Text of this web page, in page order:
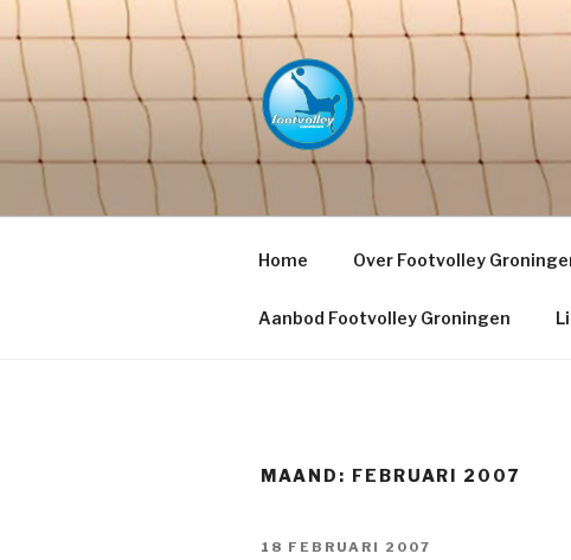
de
inhoud
springen
PETACCHI'S
Home Over Footvolley
Aanbod Footvolley Groningen
MAAND: FEBRUARI 2007
GEPLAATST
18 FEBRUARI 2007